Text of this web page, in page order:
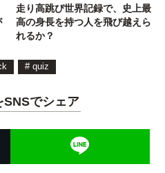
走り高跳び世界記録で、史上最
高の身長を持つ人を飛び越えら
れるか？
# quiz
SNSでシェア